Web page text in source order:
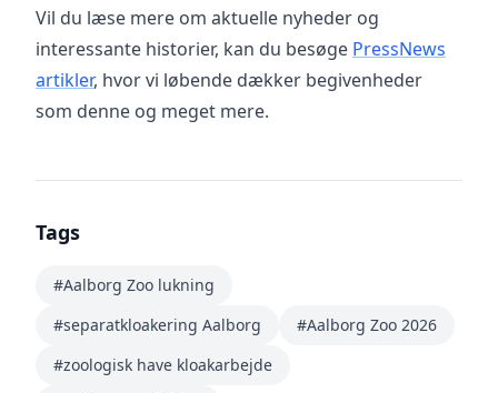
Vil du læse mere om aktuelle nyheder og
interessante historier, kan du besøge PressNews
artikler, hvor vi løbende dækker begivenheder
som denne og meget mere.
Tags
#Aalborg Zoo lukning
#separatkloakering Aalborg
#Aalborg Zoo 2026
#zoologisk have kloakarbejde